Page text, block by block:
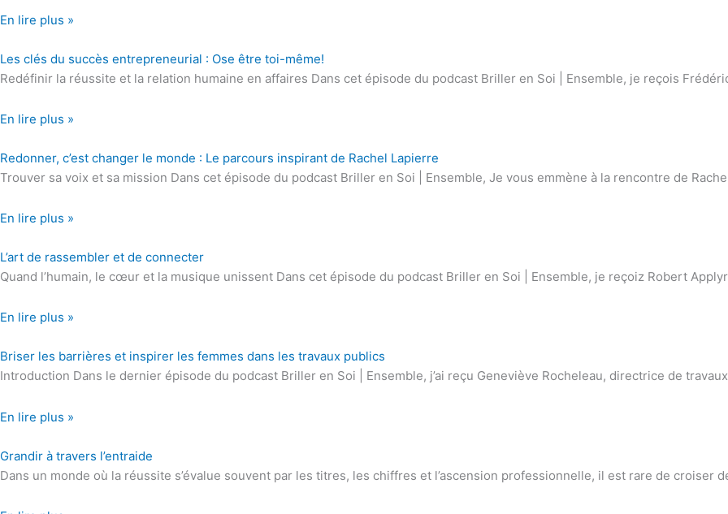
En lire plus »
Les clés du succès entrepreneurial : Ose être toi-même!
Redéfinir la réussite et la relation humaine en affaires Dans cet épisode du podcast Briller en Soi | Ensemble, je reçois
En lire plus »
Redonner, c’est changer le monde : Le parcours inspirant de Rachel Lapierre
Trouver sa voix et sa mission Dans cet épisode du podcast Briller en Soi | Ensemble, Je vous emmène à la rencontre de
En lire plus »
L’art de rassembler et de connecter
Quand l’humain, le cœur et la musique unissent Dans cet épisode du podcast Briller en Soi | Ensemble, je reçoiz Robert
En lire plus »
Briser les barrières et inspirer les femmes dans les travaux publics
Introduction Dans le dernier épisode du podcast Briller en Soi | Ensemble, j’ai reçu Geneviève Rocheleau, directrice de
En lire plus »
Grandir à travers l’entraide
Dans un monde où la réussite s’évalue souvent par les titres, les chiffres et l’ascension professionnelle, il est rare de croiser